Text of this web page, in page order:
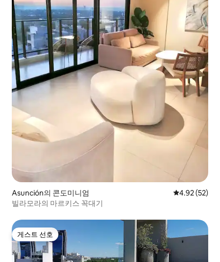
Asunción의 콘도미니엄 평점 4.92점(5
4.92 (52)
빌라모라의 마르키스 꼭대기
게스트 선호
게스트 선호